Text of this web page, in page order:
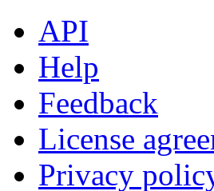
API
Help
Feedback
License
Privacy